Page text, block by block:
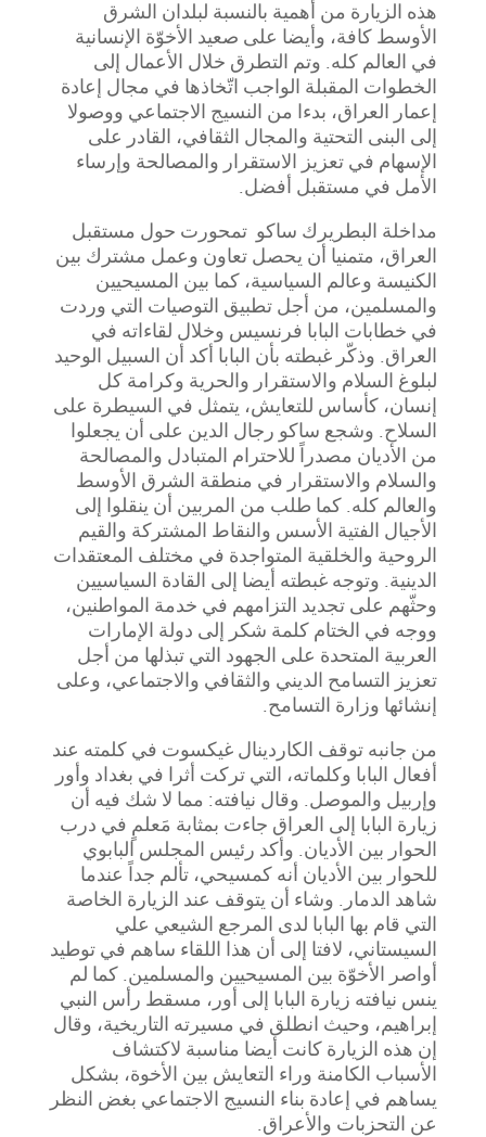
هذه الزيارة من أهمية بالنسبة لبلدان الشرق
الأوسط كافة، وأيضا على صعيد الأخوّة الإنسانية
في العالم كله. وتم التطرق خلال الأعمال إلى
الخطوات المقبلة الواجب اتّخاذها في مجال إعادة
إعمار العراق، بدءا من النسيج الاجتماعي ووصولا
إلى البنى التحتية والمجال الثقافي، القادر على
الإسهام في تعزيز الاستقرار والمصالحة وإرساء
الأمل في مستقبل أفضل.
مداخلة البطريرك ساكو تمحورت حول مستقبل
العراق، متمنيا أن يحصل تعاون وعمل مشترك بين
الكنيسة وعالم السياسية، كما بين المسيحيين
والمسلمين، من أجل تطبيق التوصيات التي وردت
في خطابات البابا فرنسيس وخلال لقاءاته في
العراق. وذكّر غبطته بأن البابا أكد أن السبيل الوحيد
لبلوغ السلام والاستقرار والحرية وكرامة كل
إنسان، كأساس للتعايش، يتمثل في السيطرة على
السلاح. وشجع ساكو رجال الدين على أن يجعلوا
من الأديان مصدراً للاحترام المتبادل والمصالحة
والسلام والاستقرار في منطقة الشرق الأوسط
والعالم كله. كما طلب من المربين أن ينقلوا إلى
الأجيال الفتية الأسس والنقاط المشتركة والقيم
الروحية والخلقية المتواجدة في مختلف المعتقدات
الدينية. وتوجه غبطته أيضا إلى القادة السياسيين
وحثّهم على تجديد التزامهم في خدمة المواطنين،
ووجه في الختام كلمة شكر إلى دولة الإمارات
العربية المتحدة على الجهود التي تبذلها من أجل
تعزيز التسامح الديني والثقافي والاجتماعي، وعلى
إنشائها وزارة التسامح.
من جانبه توقف الكاردينال غيكسوت في كلمته عند
أفعال البابا وكلماته، التي تركت أثرا في بغداد وأور
وإربيل والموصل. وقال نيافته: مما لا شك فيه أن
زيارة البابا إلى العراق جاءت بمثابة مَعلمٍ في درب
الحوار بين الأديان. وأكد رئيس المجلس البابوي
للحوار بين الأديان أنه كمسيحي، تألم جداً عندما
شاهد الدمار. وشاء أن يتوقف عند الزيارة الخاصة
التي قام بها البابا لدى المرجع الشيعي علي
السيستاني، لافتا إلى أن هذا اللقاء ساهم في توطيد
أواصر الأخوّة بين المسيحيين والمسلمين. كما لم
ينس نيافته زيارة البابا إلى أور، مسقط رأس النبي
إبراهيم، وحيث انطلق في مسيرته التاريخية، وقال
إن هذه الزيارة كانت أيضا مناسبة لاكتشاف
الأسباب الكامنة وراء التعايش بين الأخوة، بشكل
يساهم في إعادة بناء النسيج الاجتماعي بغض النظر
عن التحزبات والأعراق.